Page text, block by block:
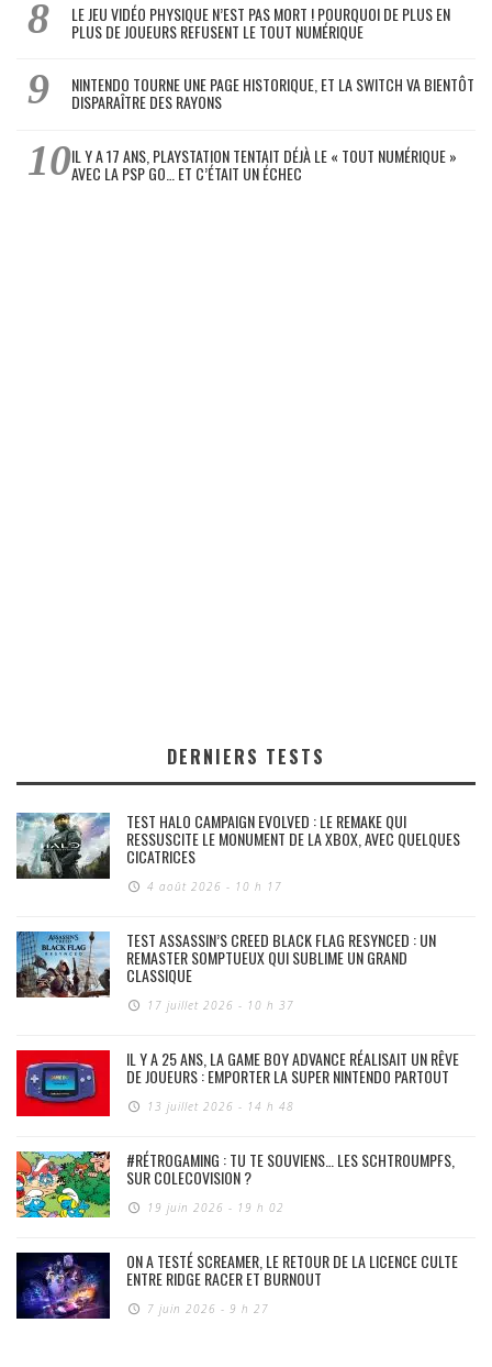
LE JEU VIDÉO PHYSIQUE N’EST PAS MORT ! POURQUOI DE PLUS EN
PLUS DE JOUEURS REFUSENT LE TOUT NUMÉRIQUE
NINTENDO TOURNE UNE PAGE HISTORIQUE, ET LA SWITCH VA BIENTÔT
DISPARAÎTRE DES RAYONS
IL Y A 17 ANS, PLAYSTATION TENTAIT DÉJÀ LE « TOUT NUMÉRIQUE »
AVEC LA PSP GO… ET C’ÉTAIT UN ÉCHEC
DERNIERS TESTS
TEST HALO CAMPAIGN EVOLVED : LE REMAKE QUI
RESSUSCITE LE MONUMENT DE LA XBOX, AVEC QUELQUES
CICATRICES
4 août 2026 - 10 h 17
TEST ASSASSIN’S CREED BLACK FLAG RESYNCED : UN
REMASTER SOMPTUEUX QUI SUBLIME UN GRAND
CLASSIQUE
17 juillet 2026 - 10 h 37
IL Y A 25 ANS, LA GAME BOY ADVANCE RÉALISAIT UN RÊVE
DE JOUEURS : EMPORTER LA SUPER NINTENDO PARTOUT
13 juillet 2026 - 14 h 48
#RÉTROGAMING : TU TE SOUVIENS… LES SCHTROUMPFS,
SUR COLECOVISION ?
19 juin 2026 - 19 h 02
ON A TESTÉ SCREAMER, LE RETOUR DE LA LICENCE CULTE
ENTRE RIDGE RACER ET BURNOUT
7 juin 2026 - 9 h 27